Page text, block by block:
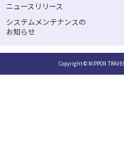
ニュースリリース
システムメンテナンスの
お知らせ
Copyright © NIPPON